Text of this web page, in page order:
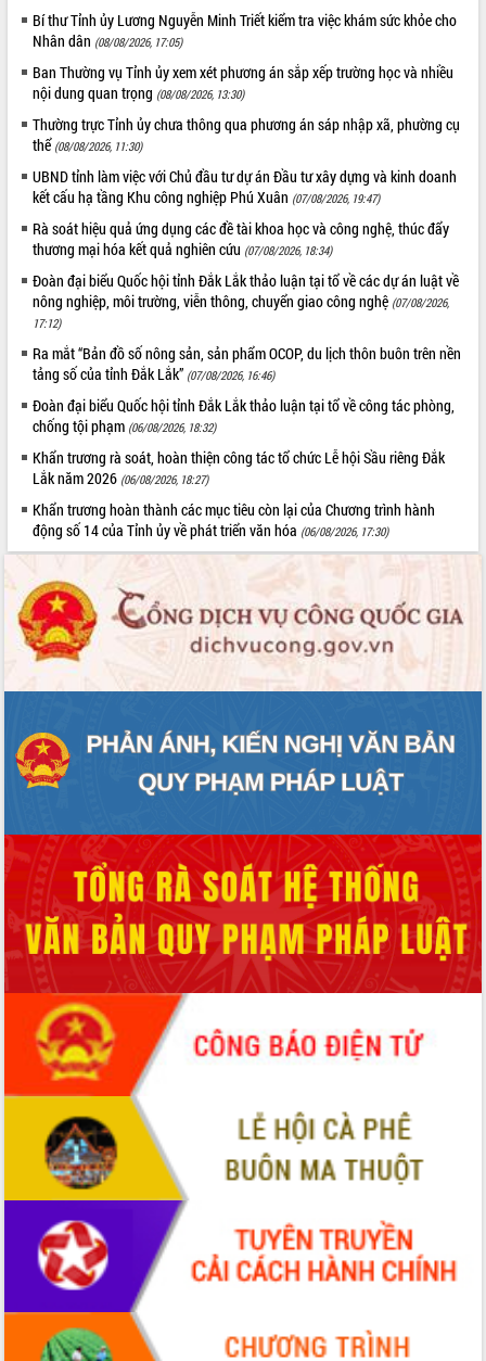
Ngành cá ngừ Đắk Lắk chủ động thích
ứng để giữ vững thị trường xuất khẩu
Diễn đàn Kinh tế tư nhân Việt Nam đột
phá cơ chế - Hợp tác công tư
Đề án 06 tạo bước ngoặt đột phá trong
cải cách hành chính tỉnh Đắk Lắk
Kết nối tour, đẩy mạnh chuyển đổi số
để phát triển du lịch Đắk Lắk
Khởi động Dự án Đầu tư xây dựng hạ
tầng kỹ thuật Cụm công nghiệp Tân
Tiến
Gặp mặt các cơ quan báo chí nhân Kỷ
niệm 101 năm Ngày Báo chí Cách
mạng Việt Nam
Đắk Lắk sơ kết 4 năm triển khai thực
Họp báo thông tin về Hội nghị Công bố
Quy hoạch và Xúc tiến đầu tư tỉnh Đắk
Lắk
Khơi thông điểm nghẽn, đẩy nhanh
giải ngân vốn khắc phục thiên tai
HĐND tỉnh thông qua điều chỉnh Quy
hoạch tỉnh thời kỳ 2021-2030
Hội thảo góp ý hồ sơ điều chỉnh quy
hoạch tỉnh Đắk Lắk thời kỳ 2021-2030,
tầm nhìn đến năm 2050
Nâng cao hiệu quả hoạt động của các
doanh nghiệp nhà nước
truyền số liệu chuyên dùng phục vụ cơ
quan Đảng, Nhà nước
Lễ phát động chuỗi hoạt động chung
tay làm sạch môi trường
công tác cải cách hành chính mô hình
mới
UBND tỉnh họp báo định kỳ tháng 4
năm 2026
Hội thảo khoa học “Giải pháp thúc đẩy
phát triển nền kinh tế xanh tại tỉnh
Đắk Lắk”
Tăng cường giám sát, đôn đốc thực
hiện nhiệm vụ quản lý tài sản công
hàng tuần
Tháo gỡ những vướng mắc, đẩy mạnh
công tác cải cách thủ tục hành chính
tại Trung tâm Phục vụ hành chính
công tỉnh
Đắk Lắk: Tôn vinh 46 giải pháp tại Hội
thi Sáng tạo Kỹ thuật 2024 - 2025
Đắk Lắk rà soát, điều chỉnh Đề án 190
về phát triển nuôi trồng thủy sản
Phó Chủ tịch UBND tỉnh Đắk Lắk
Trương Công Thái kiểm tra thực địa
Dự án cao tốc Khánh Hòa - Buôn Ma
Thuột
Bí thư Tỉnh ủy Lương Nguyễn Minh Triết kiểm tra việc khám sức khỏe cho
Nhân dân (08/08/2026, 17:05)
Ban Thường vụ Tỉnh ủy xem xét phương án sắp xếp trường học và nhiều
nội dung quan trọng (08/08/2026, 13:30)
Thường trực Tỉnh ủy chưa thông qua phương án sáp nhập xã, phường cụ
thể (08/08/2026, 11:30)
UBND tỉnh làm việc với Chủ đầu tư dự án Đầu tư xây dựng và kinh doanh
kết cấu hạ tầng Khu công nghiệp Phú Xuân (07/08/2026, 19:47)
Rà soát hiệu quả ứng dụng các đề tài khoa học và công nghệ, thúc đẩy
thương mại hóa kết quả nghiên cứu (07/08/2026, 18:34)
Đoàn đại biểu Quốc hội tỉnh Đắk Lắk thảo luận tại tổ về các dự án luật về
nông nghiệp, môi trường, viễn thông, chuyển giao công nghệ (07/08/2026,
17:12)
Ra mắt “Bản đồ số nông sản, sản phẩm OCOP, du lịch thôn buôn trên nền
tảng số của tỉnh Đắk Lắk” (07/08/2026, 16:46)
Đoàn đại biểu Quốc hội tỉnh Đắk Lắk thảo luận tại tổ về công tác phòng,
chống tội phạm (06/08/2026, 18:32)
Khẩn trương rà soát, hoàn thiện công tác tổ chức Lễ hội Sầu riêng Đắk
Lắk năm 2026 (06/08/2026, 18:27)
Khẩn trương hoàn thành các mục tiêu còn lại của Chương trình hành
động số 14 của Tỉnh ủy về phát triển văn hóa (06/08/2026, 17:30)